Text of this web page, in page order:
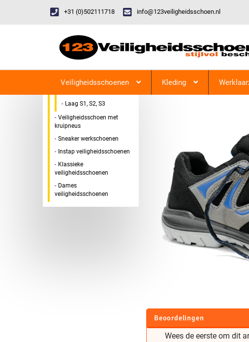
+31 (0)502111718 info@123veiligheidsschoen.nl
Veiligheidsschoenen Kleding
123Veiligheidsschoen
Beoordelingen
Wees de eerste om dit
Categorieen
Veiligheidsschoen Hoog &
Laag
Laag S1, S2, S3
Veiligheidsschoen met
kruipneus
Sneaker werkschoenen
Instap veiligheidsschoenen
Klassieke
veiligheidsschoenen
Dames
veiligheidsschoenen